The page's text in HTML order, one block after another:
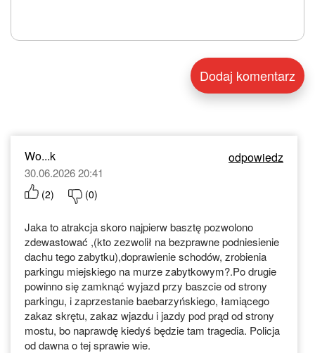
Wo...k odpowiedz
30.06.2026 20:41
(2) (0)
Jaka to atrakcja skoro najpierw basztę pozwolono
zdewastować ,(kto zezwolił na bezprawne podniesienie
dachu tego zabytku),doprawienie schodów, zrobienia
parkingu miejskiego na murze zabytkowym?.Po drugie
powinno się zamknąć wyjazd przy baszcie od strony
parkingu, i zaprzestanie baebarzyńskiego, łamiącego
zakaz skrętu, zakaz wjazdu i jazdy pod prąd od strony
mostu, bo naprawdę kiedyś będzie tam tragedia. Policja
od dawna o tej sprawie wie.